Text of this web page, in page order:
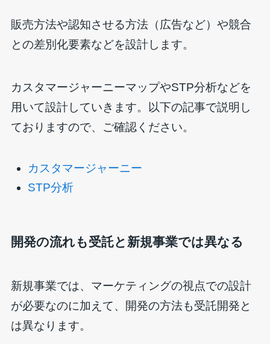
販売方法や認知させる方法（広告など）や競合
との差別化要素などを設計します。
カスタマージャーニーマップやSTP分析などを
用いて設計していきます。以下の記事で説明し
ておりますので、ご確認ください。
カスタマージャーニー
STP分析
開発の流れも受託と新規事業では異なる
新規事業では、マーケティングの視点での設計
が必要なのに加えて、開発の方法も受託開発と
は異なります。